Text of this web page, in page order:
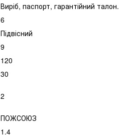
Виріб, паспорт, гарантійний талон.
6
Підвісний
9
120
30
2
ПОЖСОЮЗ
1.4